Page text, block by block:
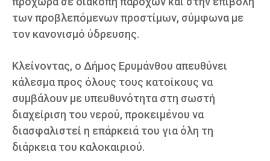
των προβλεπόμενων προστίμων, σύμφωνα με
τον κανονισμό ύδρευσης.
Κλείνοντας, ο Δήμος Ερυμάνθου απευθύνει
κάλεσμα προς όλους τους κατοίκους να
συμβάλουν με υπευθυνότητα στη σωστή
διαχείριση του νερού, προκειμένου να
διασφαλιστεί η επάρκειά του για όλη τη
διάρκεια του καλοκαιριού.